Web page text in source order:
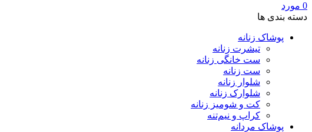
0 مورد
دسته بندی ها
پوشاک زنانه
تیشرت زنانه
ست خانگی زنانه
ست زنانه
شلوار زنانه
شلوارک زنانه
کت و شومیز زنانه
کراپ و نیم‌تنه
پوشاک مردانه